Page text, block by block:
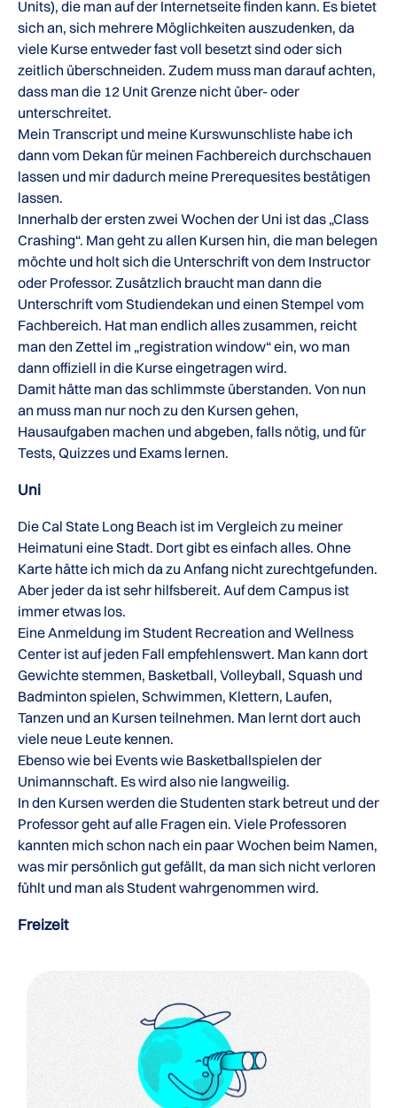
Units), die man auf der Internetseite finden kann. Es bietet
sich an, sich mehrere Möglichkeiten auszudenken, da
viele Kurse entweder fast voll besetzt sind oder sich
zeitlich überschneiden. Zudem muss man darauf achten,
dass man die 12 Unit Grenze nicht über- oder
unterschreitet.
Mein Transcript und meine Kurswunschliste habe ich
dann vom Dekan für meinen Fachbereich durchschauen
lassen und mir dadurch meine Prerequesites bestätigen
lassen.
Innerhalb der ersten zwei Wochen der Uni ist das „Class
Crashing“. Man geht zu allen Kursen hin, die man belegen
möchte und holt sich die Unterschrift von dem Instructor
oder Professor. Zusätzlich braucht man dann die
Unterschrift vom Studiendekan und einen Stempel vom
Fachbereich. Hat man endlich alles zusammen, reicht
man den Zettel im „registration window“ ein, wo man
dann offiziell in die Kurse eingetragen wird.
Damit hätte man das schlimmste überstanden. Von nun
an muss man nur noch zu den Kursen gehen,
Hausaufgaben machen und abgeben, falls nötig, und für
Tests, Quizzes und Exams lernen.
Uni
Die Cal State Long Beach ist im Vergleich zu meiner
Heimatuni eine Stadt. Dort gibt es einfach alles. Ohne
Karte hätte ich mich da zu Anfang nicht zurechtgefunden.
Aber jeder da ist sehr hilfsbereit. Auf dem Campus ist
immer etwas los.
Eine Anmeldung im Student Recreation and Wellness
Center ist auf jeden Fall empfehlenswert. Man kann dort
Gewichte stemmen, Basketball, Volleyball, Squash und
Badminton spielen, Schwimmen, Klettern, Laufen,
Tanzen und an Kursen teilnehmen. Man lernt dort auch
viele neue Leute kennen.
Ebenso wie bei Events wie Basketballspielen der
Unimannschaft. Es wird also nie langweilig.
In den Kursen werden die Studenten stark betreut und der
Professor geht auf alle Fragen ein. Viele Professoren
kannten mich schon nach ein paar Wochen beim Namen,
was mir persönlich gut gefällt, da man sich nicht verloren
fühlt und man als Student wahrgenommen wird.
Freizeit